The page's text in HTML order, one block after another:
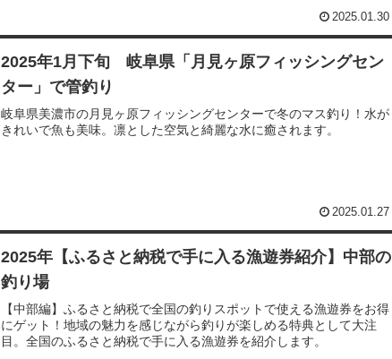
2025.01.30
2025年1月下旬 岐阜県「月見ヶ原フィッシングセン
ター」で管釣り
岐阜県美濃市の月見ヶ原フィッシングセンターで冬のマス釣り！水が
きれいで魚も美味。凛とした空気と綺麗な水に癒されます。
2025.01.27
2025年【ふるさと納税で手に入る漁遊券紹介】中部の
釣り場
【中部編】ふるさと納税で全国の釣りスポットで使える漁遊券をお得
にゲット！地域の魅力を感じながら釣りが楽しめる特典として大注
目。全国のふるさと納税で手に入る漁遊券を紹介します。